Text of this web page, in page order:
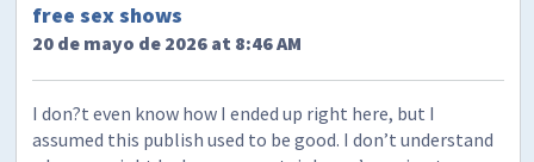
free sex shows
20 de mayo de 2026 at 8:46 AM
I don?t even know how I ended up right here, but I
assumed this publish used to be good. I don’t understand